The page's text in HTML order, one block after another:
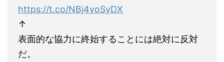
https://t.co/NBj4yoSyDX
↑
表面的な協力に終始することには絶対に反対
だ。